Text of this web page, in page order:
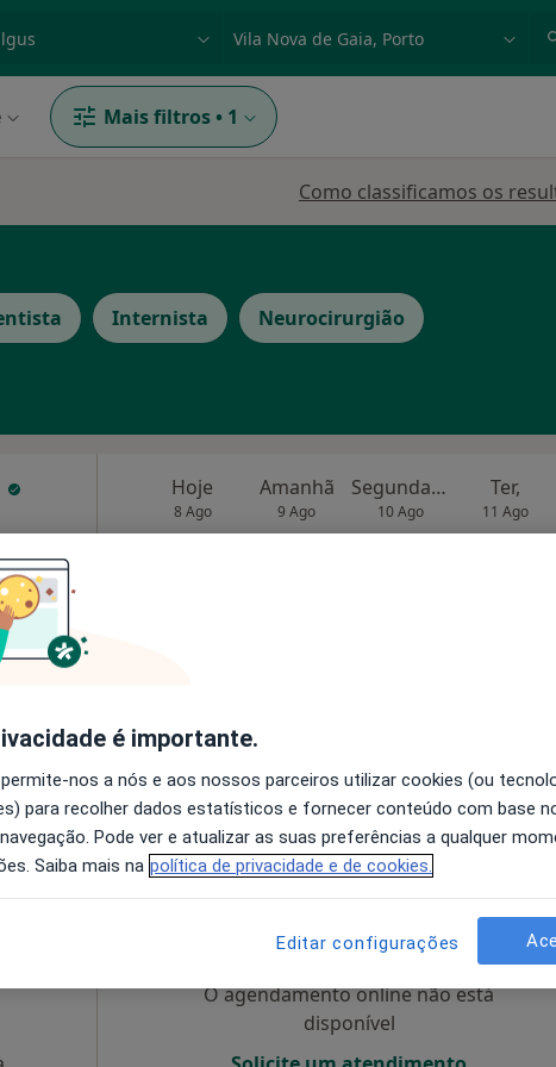
Mais filtros • 1
Como classificamos os
Internista Neurocirurgião
de Gaia •Mapa
25 €
Hoje
8 Ago
Amanhã
9 Ago
Segunda-feira
10 Ago
Ter,
11 Ago
O agendamento online não está
disponível
é importante.
nos a nós e aos nossos parceiros utilizar cookies (ou
para recolher dados estatísticos e fornecer conteúdo com base
Pode ver e atualizar as suas preferências a qualquer
Saiba mais na política de privacidade e de cookies.
Editar configurações